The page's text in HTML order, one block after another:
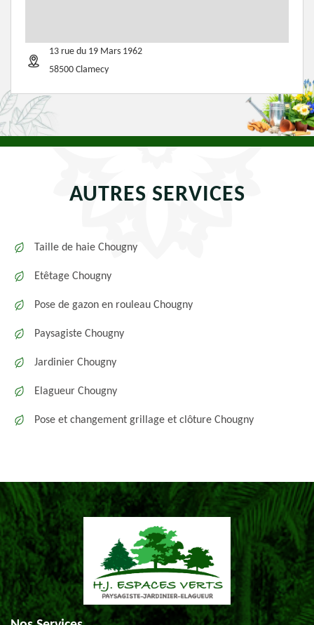
13 rue du 19 Mars 1962
58500 Clamecy
AUTRES SERVICES
Taille de haie Chougny
Etêtage Chougny
Pose de gazon en rouleau Chougny
Paysagiste Chougny
Jardinier Chougny
Elagueur Chougny
Pose et changement grillage et clôture Chougny